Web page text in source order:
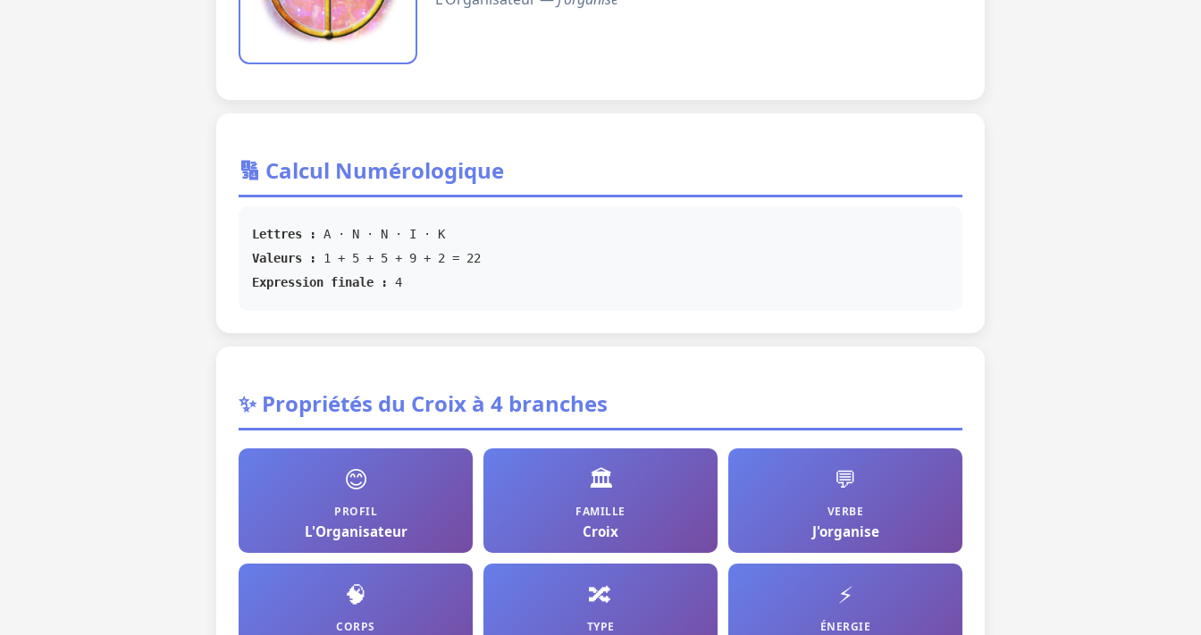
🔢 Calcul Numérologique
Lettres :
A · N · N · I · K
Valeurs :
1 + 5 + 5 + 9 + 2 = 22
Expression finale :
4
✨ Propriétés du Croix à 4 branches
😊
PROFIL
L'Organisateur
🏛️
FAMILLE
Croix
💬
VERBE
J'organise
🧠
CORPS
🔀
TYPE
⚡
ÉNERGIE